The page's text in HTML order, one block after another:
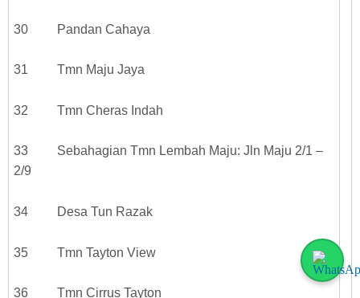
30 Pandan Cahaya
31 Tmn Maju Jaya
32 Tmn Cheras Indah
33 Sebahagian Tmn Lembah Maju: Jln Maju 2/1 –
2/9
34 Desa Tun Razak
35 Tmn Tayton View
36 Tmn Cirrus Tayton